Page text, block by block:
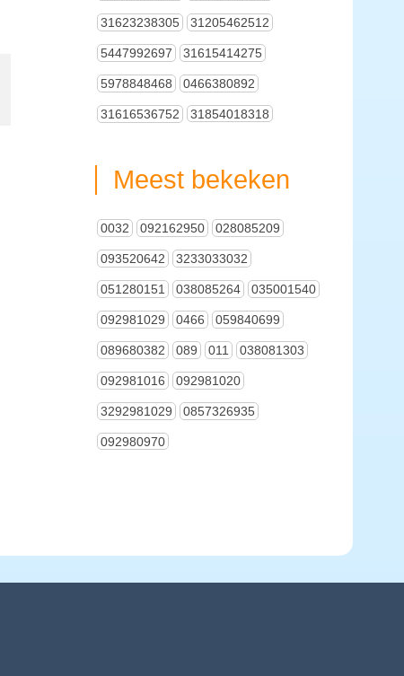
31623238305 31205462512
5447992697 31615414275
5978848468 0466380892
31616536752 31854018318
Meest bekeken
0032 092162950 028085209
093520642 3233033032
051280151 038085264 035001540
092981029 0466 059840699
089680382 089 011 038081303
092981016 092981020
3292981029 0857326935
092980970